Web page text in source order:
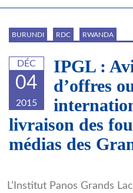
BURUNDI RDC RWANDA
DÉC
04
2015
IPGL :
d’offres
livraison des
médias des
L’Institut Panos Grands